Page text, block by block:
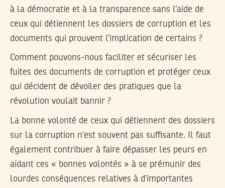
à la démocratie et à la transparence sans l’aide de
ceux qui détiennent les dossiers de corruption et les
documents qui prouvent l’implication de certains ?
Comment pouvons-nous faciliter et sécuriser les
fuites des documents de corruption et protéger ceux
qui décident de dévoiler des pratiques que la
révolution voulait bannir ?
La bonne volonté de ceux qui détiennent des dossiers
sur la corruption n’est souvent pas suffisante. Il faut
également contribuer à faire dépasser les peurs en
aidant ces « bonnes volontés » à se prémunir des
lourdes conséquences relatives à d’importantes